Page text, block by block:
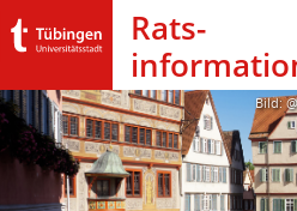
Rats­
Bild: